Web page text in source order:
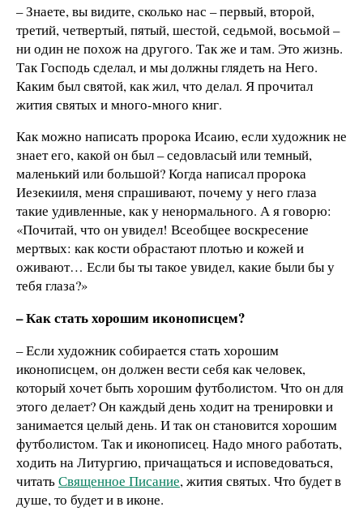
– Знаете, вы видите, сколько нас – первый, второй,
третий, четвертый, пятый, шестой, седьмой, восьмой –
ни один не похож на другого. Так же и там. Это жизнь.
Так Господь сделал, и мы должны глядеть на Него.
Каким был святой, как жил, что делал. Я прочитал
жития святых и много-много книг.
Как можно написать пророка Исаию, если художник не
знает его, какой он был – седовласый или темный,
маленький или большой? Когда написал пророка
Иезекииля, меня спрашивают, почему у него глаза
такие удивленные, как у ненормального. А я говорю:
«Почитай, что он увидел! Всеобщее воскресение
мертвых: как кости обрастают плотью и кожей и
оживают… Если бы ты такое увидел, какие были бы у
тебя глаза?»
– Как стать хорошим иконописцем?
– Если художник собирается стать хорошим
иконописцем, он должен вести себя как человек,
который хочет быть хорошим футболистом. Что он для
этого делает? Он каждый день ходит на тренировки и
занимается целый день. И так он становится хорошим
футболистом. Так и иконописец. Надо много работать,
ходить на Литургию, причащаться и исповедоваться,
читатьСвященное Писание, жития святых. Что будет в
душе, то будет и в иконе.